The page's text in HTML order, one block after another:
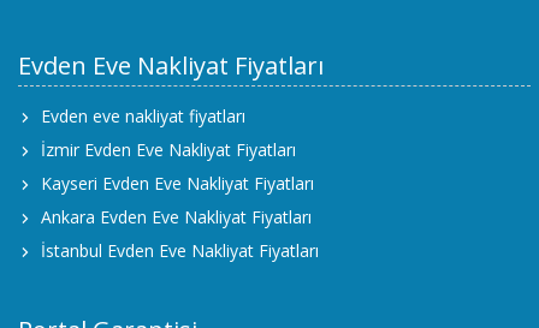
Evden Eve Nakliyat Fiyatları
Evden eve nakliyat fiyatları
İzmir Evden Eve Nakliyat Fiyatları
Kayseri Evden Eve Nakliyat Fiyatları
Ankara Evden Eve Nakliyat Fiyatları
İstanbul Evden Eve Nakliyat Fiyatları